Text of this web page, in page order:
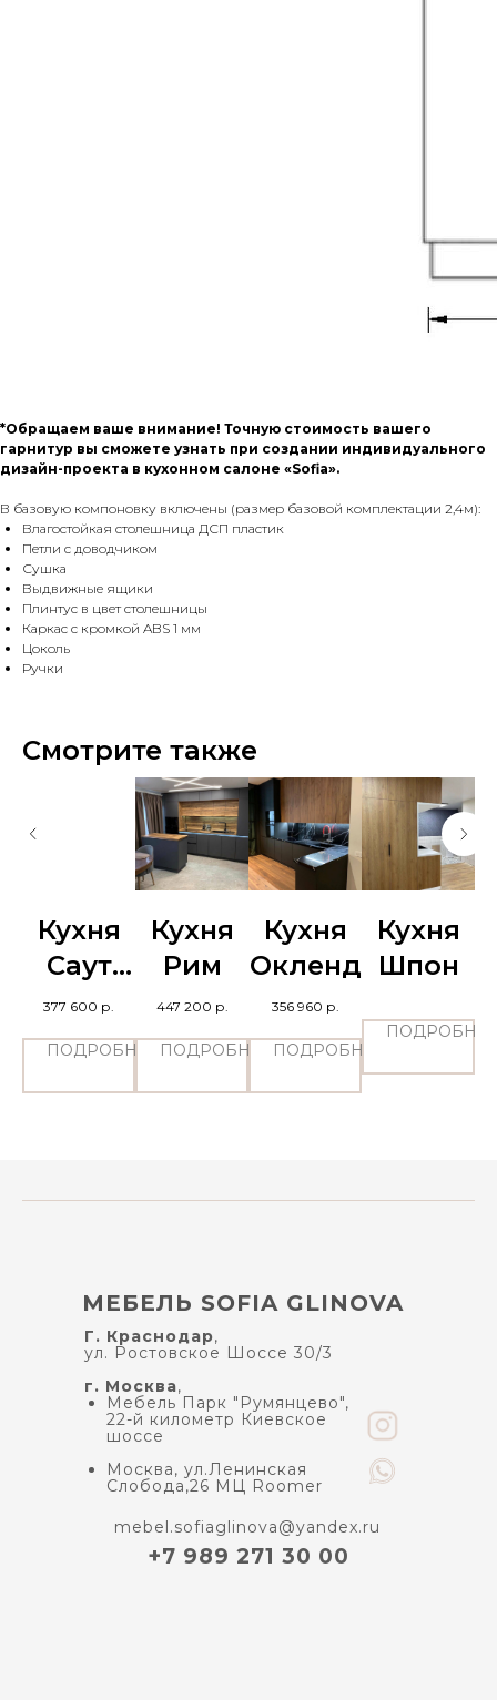
*Обращаем ваше внимание! Точную стоимость вашего
гарнитур вы сможете узнать при создании индивидуального
дизайн-проекта в кухонном салоне «Sofia».
В базовую компоновку включены (размер базовой комплектации 2,4м):
Влагостойкая столешница ДСП пластик
Петли с доводчиком
Сушка
Выдвижные ящики
Плинтус в цвет столешницы
Каркас с кромкой ABS 1 мм
Цоколь
Ручки
Смотрите также
Кухня
Саут
Бенд
377 600 р.
ПОДРОБНЕЕ
Кухня
Рим
447 200 р.
ПОДРОБНЕЕ
Кухня
Окленд
356 960 р.
ПОДРОБНЕЕ
Кухня
Шпон
ПОДРОБНЕЕ
МЕБЕЛЬ SOFIA GLINOVA
Г. Краснодар,
ул. Ростовское Шоссе 30/3
г. Москва,
Мебель Парк "Румянцево",
22-й километр Киевское
шоссе
Москва, ул.Ленинская
Слобода,26 МЦ Roomer
+7 989 271 30 00
mebel.sofiaglinova@yandex.ru